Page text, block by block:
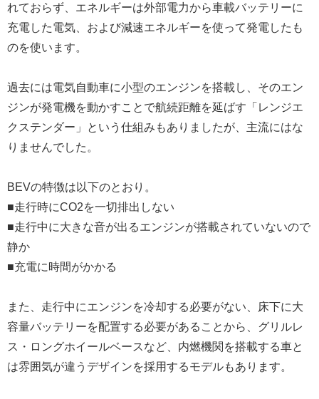
れておらず、エネルギーは外部電力から車載バッテリーに
充電した電気、および減速エネルギーを使って発電したも
のを使います。
過去には電気自動車に小型のエンジンを搭載し、そのエン
ジンが発電機を動かすことで航続距離を延ばす「レンジエ
クステンダー」という仕組みもありましたが、主流にはな
りませんでした。
BEVの特徴は以下のとおり。
■走行時にCO2を一切排出しない
■走行中に大きな音が出るエンジンが搭載されていないので
静か
■充電に時間がかかる
また、走行中にエンジンを冷却する必要がない、床下に大
容量バッテリーを配置する必要があることから、グリルレ
ス・ロングホイールベースなど、内燃機関を搭載する車と
は雰囲気が違うデザインを採用するモデルもあります。